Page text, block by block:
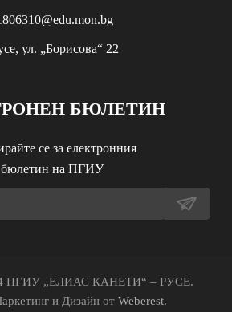
ул. „Борисова“ 22
БЮЛЕТИН
се за електронния
бюлетин на ПГИУ
ПГИУ „ЕЛИАС КАНЕТИ“ – РУСЕ.
и Дизайн от Weberest.